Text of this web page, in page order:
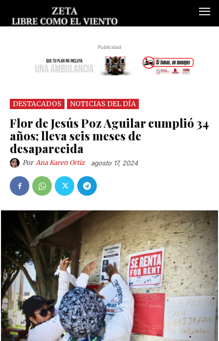
Publicidad
DESTACADOS NOTICIAS DEL DÍA
Flor de Jesús Poz Aguilar cumplió 34
años; lleva seis meses de
desaparecida
Por Ana Karen Ortiz agosto 17, 2024